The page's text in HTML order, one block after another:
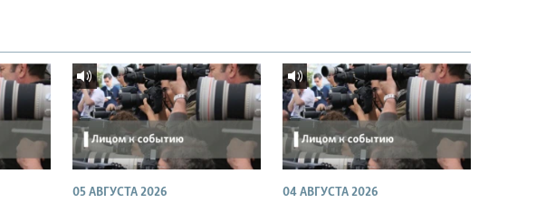
05 АВГУСТА 2026 04 АВГУСТА 2026